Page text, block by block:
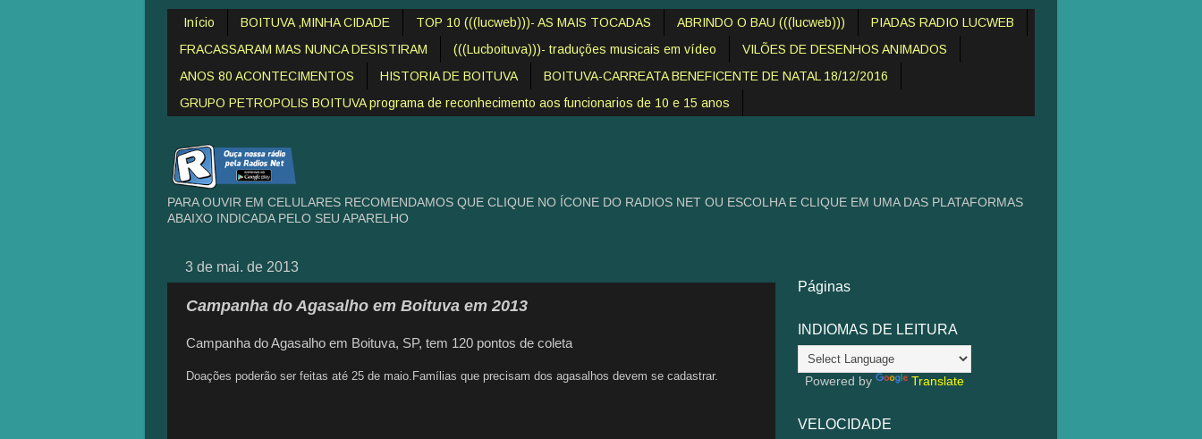
Início BOITUVA ,MINHA CIDADE TOP 10 (((lucweb)))- AS MAIS TOCADAS ABRINDO O BAU (((lucweb)))
PIADAS RADIO LUCWEB
FRACASSARAM MAS NUNCA DESISTIRAM
(((Lucboituva)))- traduções musicais em vídeo
VILÕES DE DESENHOS ANIMADOS
ANOS 80 ACONTECIMENTOS
HISTORIA DE BOITUVA
BOITUVA-CARREATA BENEFICENTE DE NATAL 18/12/2016
GRUPO PETROPOLIS BOITUVA programa de reconhecimento aos funcionarios de 10 e 15 anos
PARA OUVIR EM CELULARES RECOMENDAMOS QUE CLIQUE NO ÍCONE DO RADIOS NET OU ESCOLHA E CLIQUE EM UMA DAS PLATAFORMAS
ABAIXO INDICADA PELO SEU APARELHO
3 de mai. de 2013
Campanha do Agasalho em Boituva em 2013
Campanha doAgasalho em Boituva, SP, tem 120 pontos de coleta
Doações poderão ser feitas até 25 de maio.Famílias que precisam dos agasalhos devem se cadastrar.
Páginas
INDIOMAS DE LEITURA
Powered by Translate
VELOCIDADE